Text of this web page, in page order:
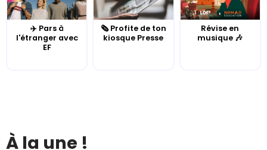
✈️ Pars à
l'étranger avec
EF
🗞️ Profite de ton
kiosque Presse
Révise en
musique 🎶
À la une !